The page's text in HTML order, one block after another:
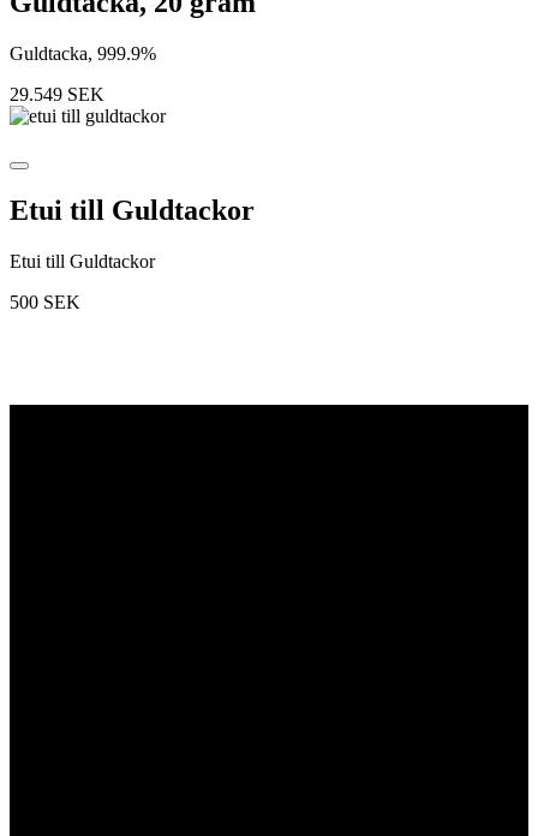
Guldtacka, 999.9%
29.549 SEK
Etui till Guldtackor
Etui till Guldtackor
500 SEK